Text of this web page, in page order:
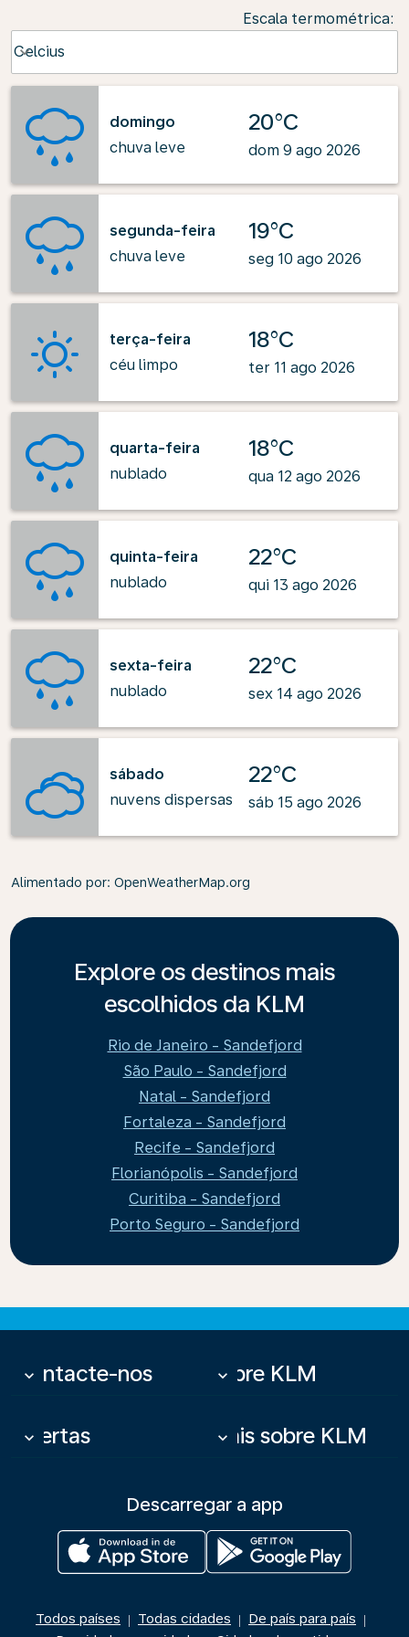
Escala termométrica:
Celcius
keyboard_arrow_down
domingo
chuva leve
20°C
dom 9 ago 2026
segunda-feira
chuva leve
19°C
seg 10 ago 2026
terça-feira
céu limpo
18°C
ter 11 ago 2026
quarta-feira
nublado
18°C
qua 12 ago 2026
quinta-feira
nublado
22°C
qui 13 ago 2026
sexta-feira
nublado
22°C
sex 14 ago 2026
sábado
nuvens dispersas
22°C
sáb 15 ago 2026
Alimentado por: OpenWeatherMap.org
Explore os destinos mais
escolhidos da KLM
Rio de Janeiro - Sandefjord
São Paulo - Sandefjord
Natal - Sandefjord
Fortaleza - Sandefjord
Recife - Sandefjord
Florianópolis - Sandefjord
Curitiba - Sandefjord
Porto Seguro - Sandefjord
Contacte-nos
keyboard_arrow_down Sobre KLM
keyboard_arrow_down
Ofertas
keyboard_arrow_down Mais sobre KLM
keyboard_arrow_down
Descarregar a app
Todos países | Todas cidades | De país para país |